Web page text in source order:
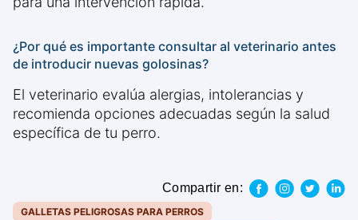
¿Por qué es importante consultar al veterinario antes
de introducir nuevas golosinas?
El veterinario evalúa alergias, intolerancias y
recomienda opciones adecuadas según la salud
específica de tu perro.
Compartir en:
GALLETAS PELIGROSAS PARA PERROS